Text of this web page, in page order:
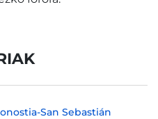
San Sebastián